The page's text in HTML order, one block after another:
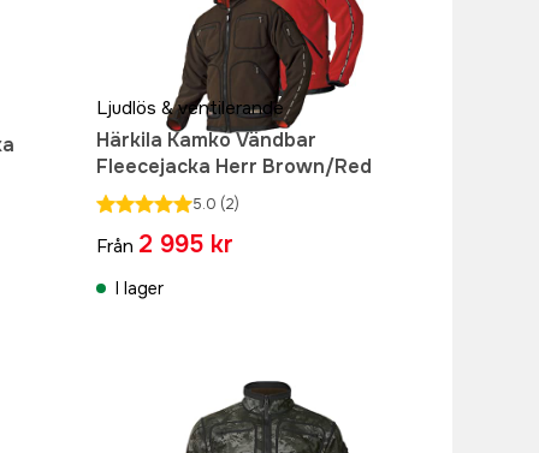
Ljudlös & ventilerande
Härkila Kamko Vändbar
Fleecejacka Herr Brown/Red
5.0 (2)
Från 2 995 kr
I lager